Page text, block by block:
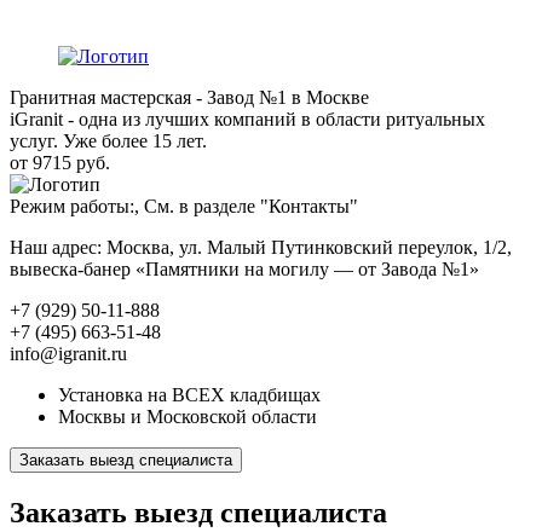
Гранитная мастерская - Завод №1 в Москве
iGranit - одна из лучших компаний в области ритуальных
услуг. Уже более 15 лет.
от 9715 руб.
Режим работы:, См. в разделе "Контакты"
Наш адрес: Москва, ул. Малый Путинковский переулок, 1/2,
вывеска-банер «Памятники на могилу — от Завода №1»
+7 (929) 50-11-888
+7 (495) 663-51-48
info@igranit.ru
Установка на ВСЕХ кладбищах
Москвы и Московской области
Заказать выезд специалиста
Заказать выезд специалиста